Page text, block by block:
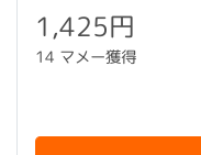
1,425円
14 マメー獲得